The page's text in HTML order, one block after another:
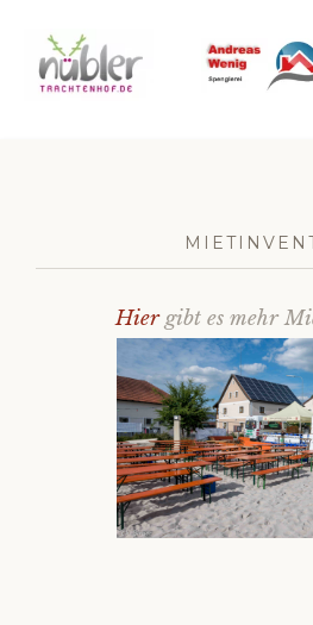
Hiergibt es mehr